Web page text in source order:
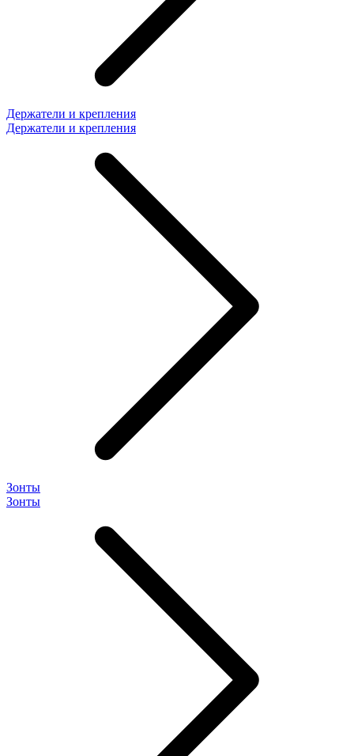
Держатели и крепления
Держатели и крепления
Зонты
Зонты